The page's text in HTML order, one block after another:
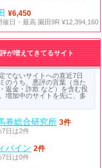
¥6,450
催日・最高 園田9R ¥12,394,160
が増えてきてるサイト
でないサイトへの直近7日
のうち、悪評の言葉（当た
返金・詐欺 など）を含む投
増加中のサイトを先に、多
券総合研究所 3件
7日は2件
バイン 2件
7日は0件